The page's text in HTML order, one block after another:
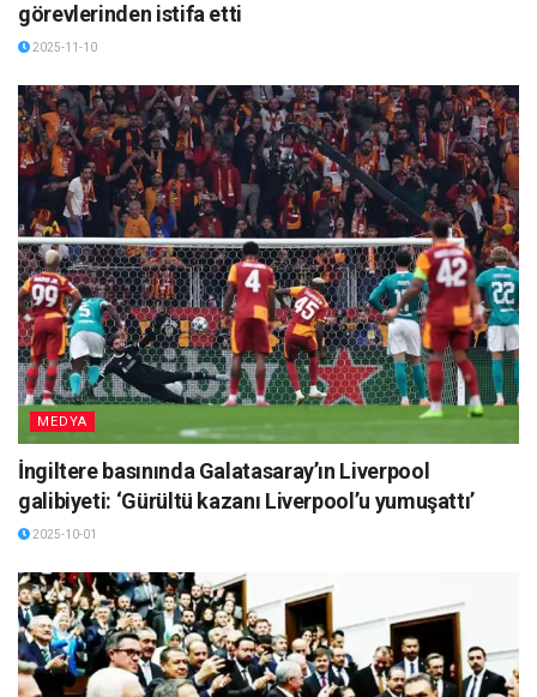
görevlerinden istifa etti
2025-11-10
MEDYA
İngiltere basınında Galatasaray’ın Liverpool
galibiyeti: ‘Gürültü kazanı Liverpool’u yumuşattı’
2025-10-01